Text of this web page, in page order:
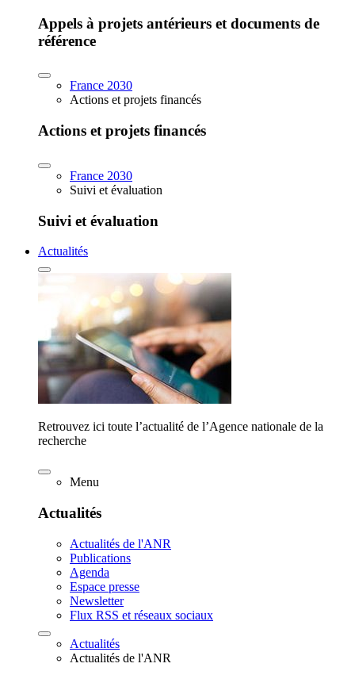
Appels à projets antérieurs et documents de
référence
France 2030
Actions et projets financés
Actions et projets financés
France 2030
Suivi et évaluation
Suivi et évaluation
Actualités
Retrouvez ici toute l’actualité de l’Agence nationale de la
recherche
Menu
Actualités
Actualités de l'ANR
Publications
Agenda
Espace presse
Newsletter
Flux RSS et réseaux sociaux
Actualités
Actualités de l'ANR